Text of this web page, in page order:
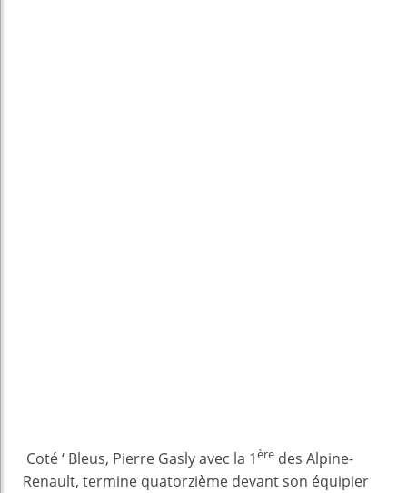
Coté ‘ Bleus, Pierre Gasly avec la 1ère des Alpine-
Renault, termine quatorzième devant son équipier